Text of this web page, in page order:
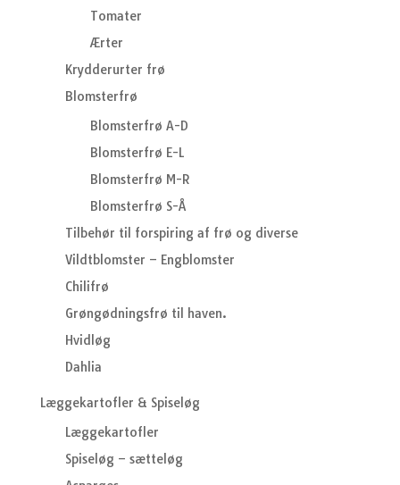
Tomater
Ærter
Krydderurter frø
Blomsterfrø
Blomsterfrø A-D
Blomsterfrø E-L
Blomsterfrø M-R
Blomsterfrø S-Å
Tilbehør til forspiring af frø og diverse
Vildtblomster – Engblomster
Chilifrø
Grøngødningsfrø til haven.
Hvidløg
Dahlia
Læggekartofler & Spiseløg
Læggekartofler
Spiseløg – sætteløg